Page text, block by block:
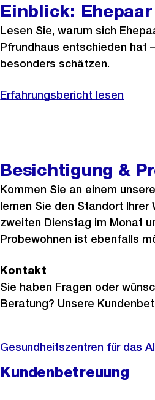
Einblick:
Lesen Sie, warum sich
Pfrundhaus entschieden hat
besonders schätzen.
Erfahrungsbericht lesen
Besichtigung &
Kommen Sie an einem
lernen Sie den Standort Ihrer
zweiten Dienstag im Monat
Probewohnen ist ebenfalls
Kontakt
Sie haben Fragen oder
Beratung? Unsere
Gesundheitszentren für das
Kundenbetreuung